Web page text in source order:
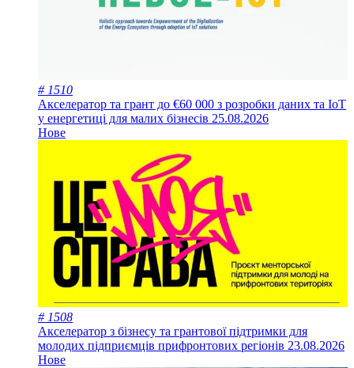
# 1510
Акселератор та грант до €60 000 з розробки даних та IoT
у енергетиці для малих бізнесів 25.08.2026
Нове
# 1508
Акселератор з бізнесу та грантової підтримки для
молодих підприємців прифронтових регіонів 23.08.2026
Нове